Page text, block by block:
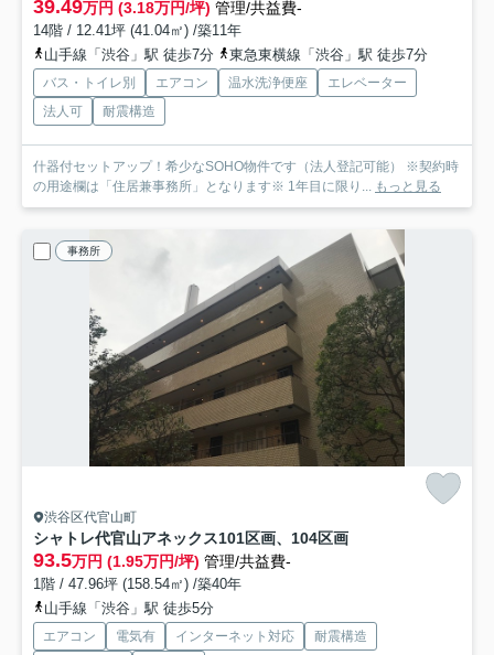
39.49万円 (3.18万円/坪) 管理/共益費-
14階 / 12.41坪 (41.04㎡) /築11年
山手線「渋谷」駅 徒歩7分
東急東横線「渋谷」駅 徒歩7分
バス・トイレ別 エアコン 温水洗浄便座
エレベーター
法人可
耐震構造
什器付セットアップ！希少なSOHO物件です（法人登記可能） ※契約時
の用途欄は「住居兼事務所」となります※ 1年目に限り...
もっと見る
事務所
渋谷区代官山町
シャトレ代官山アネックス101区画、104区画
93.5万円 (1.95万円/坪) 管理/共益費-
1階 / 47.96坪 (158.54㎡) /築40年
山手線「渋谷」駅 徒歩5分
エアコン 電気有 インターネット対応
耐震構造